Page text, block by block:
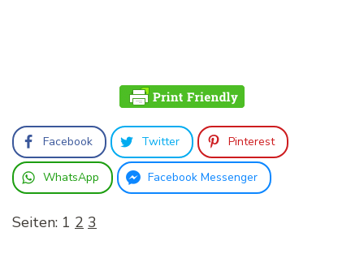
Facebook Twitter Pinterest
WhatsApp Facebook Messenger
Seiten: 1 2 3